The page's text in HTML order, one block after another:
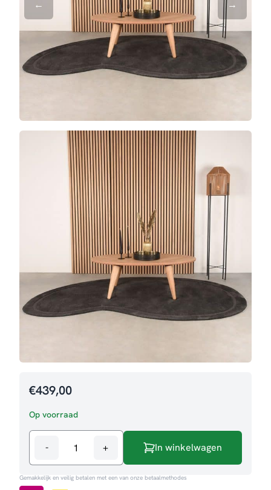
€439,00
Op voorraad
-
Salontafel
Ines
aantal
+ In winkelwagen
Gemakkelijk en veilig betalen met een van onze betaalmethodes